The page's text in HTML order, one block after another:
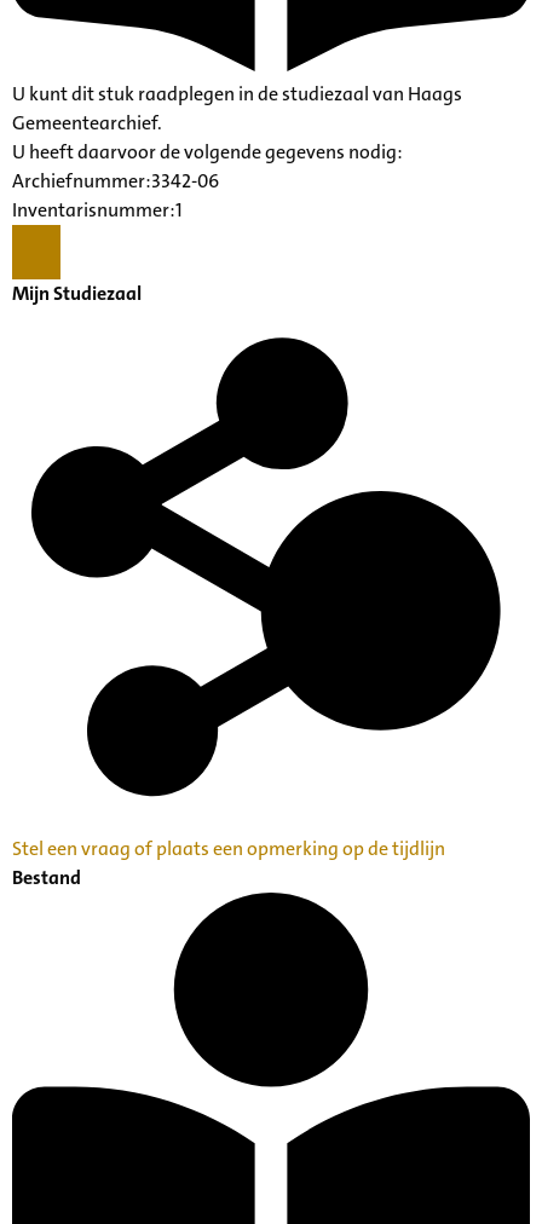
U kunt dit stuk raadplegen in de studiezaal van Haags
Gemeentearchief.
U heeft daarvoor de volgende gegevens nodig:
Archiefnummer:3342-06
Inventarisnummer:1
Mijn Studiezaal
Stel een vraag of plaats een opmerking op de tijdlijn
Bestand